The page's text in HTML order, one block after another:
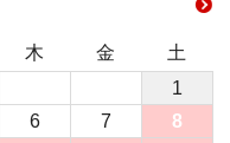
木 金
土
1
6 7
8